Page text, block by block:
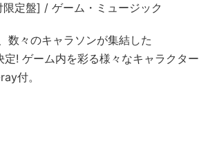
定盤] / ゲーム・ミュージック
数々のキャラソンが集結した
! ゲーム内を彩る様々なキャラクター
付。